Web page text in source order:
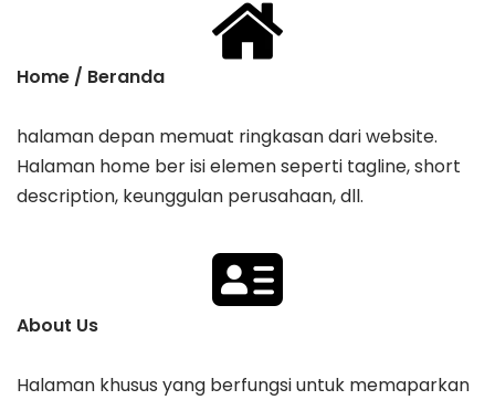
Home / Beranda
halaman depan memuat ringkasan dari website.
Halaman home ber isi elemen seperti tagline, ​short
description, keunggulan perusahaan, dll.
About Us
Halaman khusus yang berfungsi untuk memaparkan